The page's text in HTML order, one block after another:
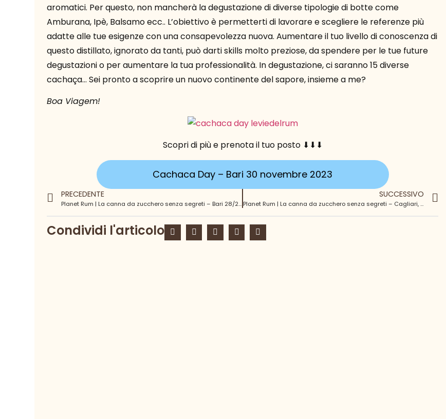
aromatici. Per questo, non mancherà la degustazione di diverse tipologie di botte come
Amburana, Ipè, Balsamo ecc.. L’obiettivo è permetterti di lavorare e scegliere le referenze più
adatte alle tue esigenze con una consapevolezza nuova. Aumentare il tuo livello di conoscenza di
questo distillato, ignorato da tanti, può darti skills molto preziose, da spendere per le tue future
degustazioni o per aumentare la tua professionalità. In degustazione, ci saranno 15 diverse
cachaça… Sei pronto a scoprire un nuovo continente del sapore, insieme a me?
Boa Viagem!
Scopri di più e prenota il tuo posto ⬇︎⬇︎⬇︎
Cachaca Day – Bari 30 novembre 2023
PRECEDENTE
Planet Rum | La canna da zucchero senza segreti – Bari 28/29 novembre 2023
SUCCESSIVO
Planet Rum | La canna da zucchero senza segreti – Cagliari, 9/11 febbraio 2024
Condividi l'articolo